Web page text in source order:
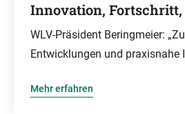
Innovation,
WLV-Präsident Beringmeier:
Entwicklungen und praxisnahe
Mehr erfahren